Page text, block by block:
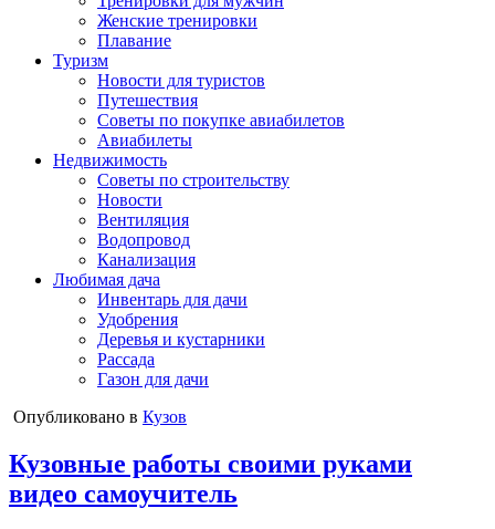
Женские тренировки
Плавание
Туризм
Новости для туристов
Путешествия
Советы по покупке авиабилетов
Авиабилеты
Недвижимость
Советы по строительству
Новости
Вентиляция
Водопровод
Канализация
Любимая дача
Инвентарь для дачи
Удобрения
Деревья и кустарники
Рассада
Газон для дачи
Опубликовано в Кузов
Кузовные работы своими руками
видео самоучитель